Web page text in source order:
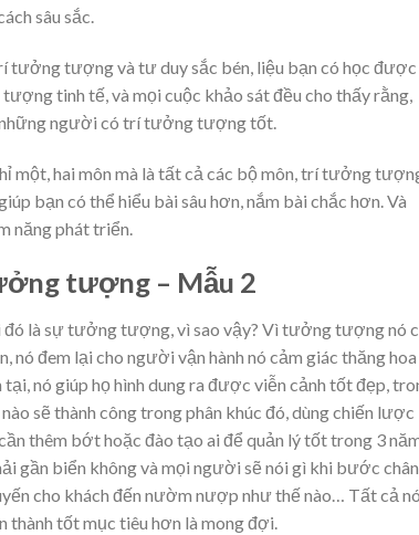
sâu sắc.
tưởng tượng và tư duy sắc bén, liệu bạn có học được
tinh tế, và mọi cuộc khảo sát đều cho thấy rằng,
người có trí tưởng tượng tốt.
hai môn mà là tất cả các bộ môn, trí tưởng
bạn có thể hiểu bài sâu hơn, nắm bài chắc hơn. Và
năng phát triển.
tượng – Mẫu 2
đó là sự tưởng tượng, vì sao vậy? Vì tưởng tượng nó
đem lại cho người vận hành nó cảm giác thăng hoa
nó giúp họ hình dung ra được viễn cảnh tốt đẹp,
sẽ thành công trong phân khúc đó, dùng chiến lược
thêm bớt hoặc đào tạo ai để quản lý tốt trong 3
gần biển không và mọi người sẽ nói gì khi bước chân
cho khách đến nườm nượp như thế nào… Tất cả nó
thành tốt mục tiêu hơn là mong đợi.